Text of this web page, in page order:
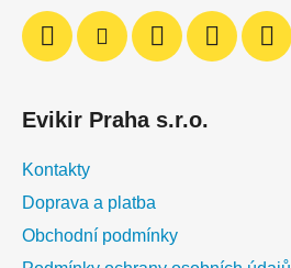
Evikir Praha s.r.o.
Kontakty
Doprava a platba
Obchodní podmínky